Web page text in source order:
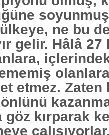
ne bu
gelir. Hâlâ 27
etmez.
kırparak